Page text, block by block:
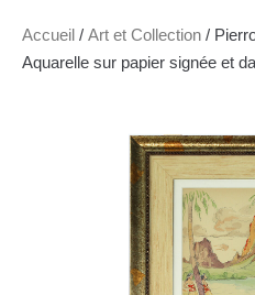
Accueil / Art et Collection /
Aquarelle sur papier signée et